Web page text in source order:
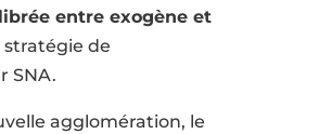
entre exogène et
stratégie de
SNA.
agglomération, le